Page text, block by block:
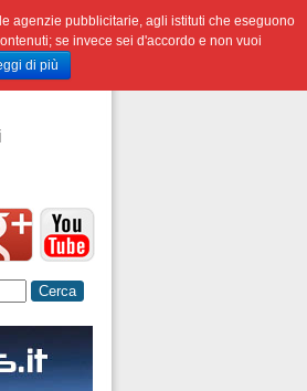
agenzie pubblicitarie, agli istituti che eseguono
se invece sei d'accordo e non vuoi
di più